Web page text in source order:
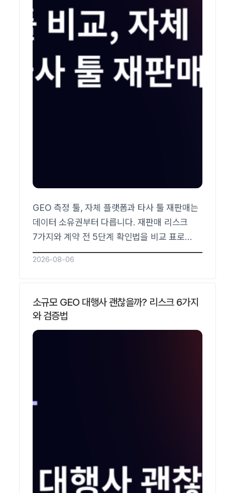
GEO 측정 툴, 자체 플랫폼과 타사 툴 재판매는
데이터 소유권부터 다릅니다. 재판매 리스크
7가지와 계약 전 5단계 확인법을 비교 표로
정리했습니다. SOHA로 직접 진단해 보세요.
2026-08-06
소규모 GEO 대행사 괜찮을까? 리스크 6가지
와 검증법